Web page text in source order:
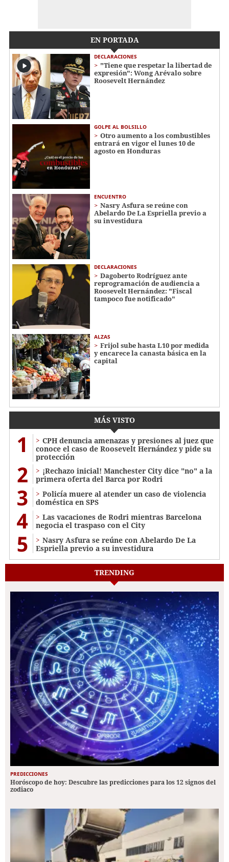
EN PORTADA
DECLARACIONES
"Tiene que respetar la libertad de
expresión": Wong Arévalo sobre
Roosevelt Hernández
GOLPE AL BOLSILLO
Otro aumento a los combustibles
entrará en vigor el lunes 10 de
agosto en Honduras
ENCUENTRO
Nasry Asfura se reúne con
Abelardo De La Espriella previo a
su investidura
DECLARACIONES
Dagoberto Rodríguez ante
reprogramación de audiencia a
Roosevelt Hernández: "Fiscal
tampoco fue notificado"
ALZAS
Frijol sube hasta L10 por medida
y encarece la canasta básica en la
capital
MÁS VISTO
1
CPH denuncia amenazas y presiones al juez que
conoce el caso de Roosevelt Hernández y pide su
protección
2
¡Rechazo inicial! Manchester City dice "no" a la
primera oferta del Barca por Rodri
3
Policía muere al atender un caso de violencia
doméstica en SPS
4
Las vacaciones de Rodri mientras Barcelona
negocia el traspaso con el City
5
Nasry Asfura se reúne con Abelardo De La
Espriella previo a su investidura
TRENDING
PREDICCIONES
Horóscopo de hoy: Descubre las predicciones para los 12 signos del
zodiaco